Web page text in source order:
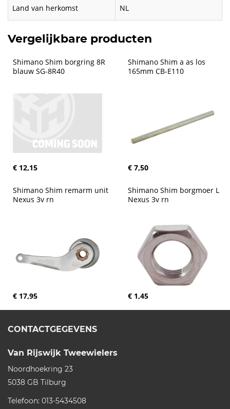
Land van herkomst NL
Vergelijkbare producten
Shimano Shim borgring 8R
blauw SG-8R40
€ 12,15
Shimano Shim a as los
165mm CB-E110
€ 7,50
Shimano Shim remarm unit
Nexus 3v rn
€ 17,95
Shimano Shim borgmoer L
Nexus 3v rn
€ 1,45
CONTACTGEGEVENS
Van Rijswijk Tweewielers
Noordhoekring 23
5038 GB Tilburg
Telefoon: 013-5434508